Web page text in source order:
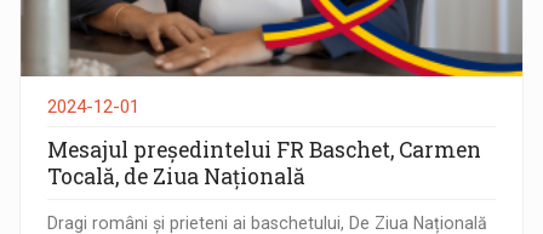
2024-12-01
Mesajul președintelui FR Baschet, Carmen
Tocală, de Ziua Națională
Dragi români și prieteni ai baschetului, De Ziua Națională